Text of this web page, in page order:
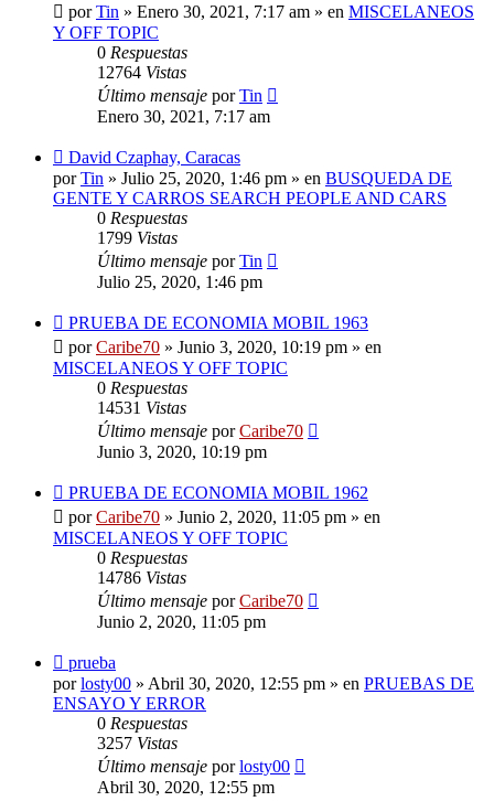
porTin » Enero 30, 2021, 7:17 am » en MISCELANEOS
Y OFF TOPIC
0 Respuestas
12764 Vistas
Último mensaje porTin
Enero 30, 2021, 7:17 am
Nuevo
mensaje
David Czaphay, Caracas
porTin » Julio 25, 2020, 1:46 pm » en BUSQUEDA DE
GENTE Y CARROS SEARCH PEOPLE AND CARS
0 Respuestas
1799 Vistas
Último mensaje porTin
Julio 25, 2020, 1:46 pm
Nuevo
mensaje
PRUEBA DE ECONOMIA MOBIL 1963
porCaribe70 » Junio 3, 2020, 10:19 pm » en
MISCELANEOS Y OFF TOPIC
0 Respuestas
14531 Vistas
Último mensaje porCaribe70
Junio 3, 2020, 10:19 pm
Nuevo
mensaje
PRUEBA DE ECONOMIA MOBIL 1962
porCaribe70 » Junio 2, 2020, 11:05 pm » en
MISCELANEOS Y OFF TOPIC
0 Respuestas
14786 Vistas
Último mensaje porCaribe70
Junio 2, 2020, 11:05 pm
Nuevo
mensaje
prueba
porlosty00 » Abril 30, 2020, 12:55 pm » en PRUEBAS DE
ENSAYO Y ERROR
0 Respuestas
3257 Vistas
Último mensaje porlosty00
Abril 30, 2020, 12:55 pm